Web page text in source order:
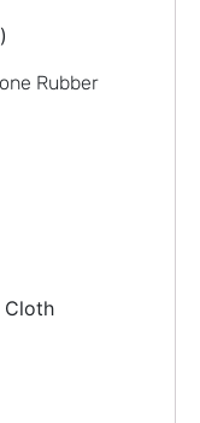
Rubber
Cloth